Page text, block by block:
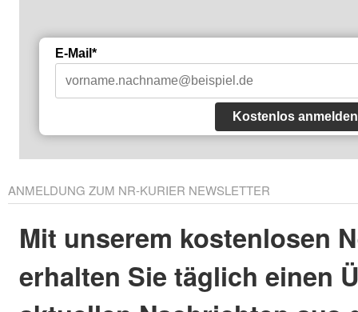
E-Mail*
Kostenlos anmelden
ANMELDUNG ZUM NR-KURIER NEWSLETTER
Mit unserem kostenlosen
erhalten Sie täglich einen